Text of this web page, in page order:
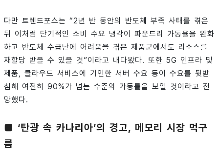
다만 트렌드포스는 “2년 반 동안의 반도체 부족 사태를 겪은
뒤 이처럼 단기적인 소비 수요 냉각이 파운드리 가동율을 완화
하고 반도체 수급난에 어려움을 겪은 제품군에서도 리소스를
재할당 받을 수 있을 것”이라고 내다봤다. 또한 5G 인프라 및
제품, 클라우드 서비스에 기인한 서버 수요 등이 수요를 뒷받
침해 여전히 90%가 넘는 수준의 가동률을 보일 것이라고 전
망했다.
■ ‘탄광 속 카나리아’의 경고, 메모리 시장 먹구
름